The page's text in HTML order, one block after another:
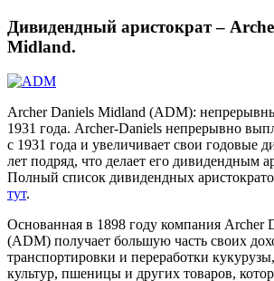
Дивидендный аристократ –
Midland.
Archer Daniels Midland (ADM):
1931 года. Archer-Daniels непрерывно
с 1931 года и увеличивает свои годовые
лет подряд, что делает его дивидендным
Полный список дивидендных
тут.
Основанная в 1898 году компания Archer
(ADM) получает большую часть своих
транспортировки и переработки
культур, пшеницы и других товаров,